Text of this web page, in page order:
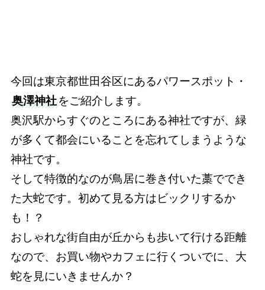
今回は東京都世田谷区にあるパワースポット・
奥澤神社をご紹介します。
奥沢駅からすぐのところにある神社ですが、緑
が多くて都会にいることを忘れてしまうような
神社です。
そして特徴的なのが鳥居に巻き付いた藁ででき
た大蛇です。初めて見る方はビックリするか
も！？
おしゃれな街自由が丘からも歩いて行ける距離
なので、お買い物やカフェに行くついでに、大
蛇を見にいきませんか？